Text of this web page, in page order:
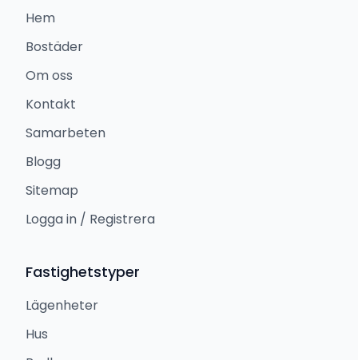
Hem
Bostäder
Om oss
Kontakt
Samarbeten
Blogg
Sitemap
Logga in / Registrera
Fastighetstyper
Lägenheter
Hus